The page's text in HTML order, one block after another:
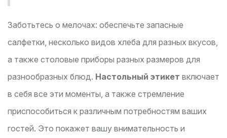
Заботьтесь о мелочах: обеспечьте запасные
салфетки, несколько видов хлеба для разных вкусов,
а также столовые приборы разных размеров для
разнообразных блюд. Настольный этикет включает
в себя все эти моменты, а также стремление
приспособиться к различным потребностям ваших
гостей. Это покажет вашу внимательность и